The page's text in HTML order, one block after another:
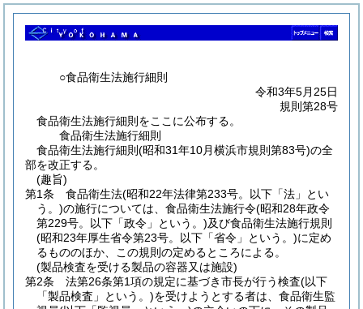
○食品衛生法施行細則
令和3年5月25日
規則第28号
食品衛生法施行細則をここに公布する。
食品衛生法施行細則
食品衛生法施行細則(昭和31年10月横浜市規則第83号)の全
部を改正する。
(趣旨)
第1条
食品衛生法(昭和22年法律第233号。以下「法」とい
う。)の施行については、食品衛生法施行令(昭和28年政令
第229号。以下「政令」という。)及び食品衛生法施行規則
(昭和23年厚生省令第23号。以下「省令」という。)に定め
るもののほか、この規則の定めるところによる。
(製品検査を受ける製品の容器又は施設)
第2条
法第26条第1項の規定に基づき市長が行う検査(以下
「製品検査」という。)を受けようとする者は、食品衛生監